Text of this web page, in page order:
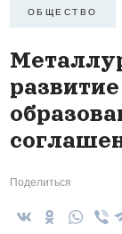
ОБЩЕСТВО
Поделиться